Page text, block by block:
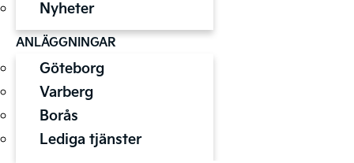
Nyheter
ANLÄGGNINGAR
Göteborg
Varberg
Borås
Lediga tjänster